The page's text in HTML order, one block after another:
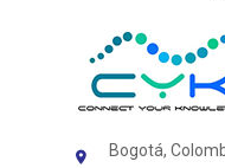
Bogotá,